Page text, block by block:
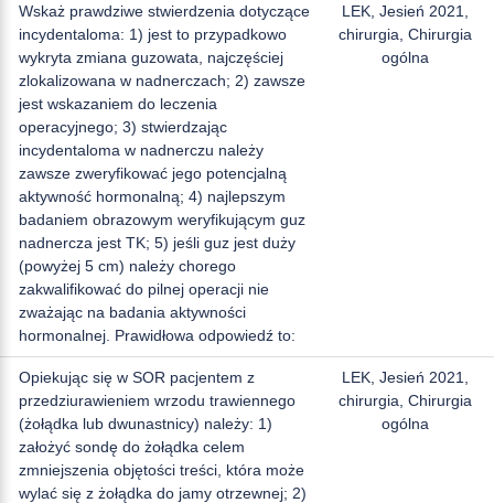
Wskaż prawdziwe stwierdzenia dotyczące
incydentaloma: 1) jest to przypadkowo
wykryta zmiana guzowata, najczęściej
zlokalizowana w nadnerczach; 2) zawsze
jest wskazaniem do leczenia
operacyjnego; 3) stwierdzając
incydentaloma w nadnerczu należy
zawsze zweryfikować jego potencjalną
aktywność hormonalną; 4) najlepszym
badaniem obrazowym weryfikującym guz
nadnercza jest TK; 5) jeśli guz jest duży
(powyżej 5 cm) należy chorego
zakwalifikować do pilnej operacji nie
zważając na badania aktywności
hormonalnej. Prawidłowa odpowiedź to:
LEK, Jesień 2021,
chirurgia, Chirurgia
ogólna
Opiekując się w SOR pacjentem z
przedziurawieniem wrzodu trawiennego
(żołądka lub dwunastnicy) należy: 1)
założyć sondę do żołądka celem
zmniejszenia objętości treści, która może
wylać się z żołądka do jamy otrzewnej; 2)
LEK, Jesień 2021,
chirurgia, Chirurgia
ogólna